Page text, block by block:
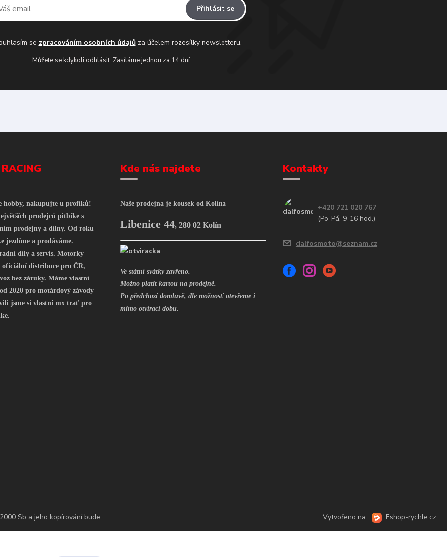
Přihlásit se
se zpracováním osobních údajůza účelem rozesílky newsletteru.
Můžete se kdykoli odhlásit. Zasíláme jednou za 14 dní.
hobby, nakupujte u profíků!
prodejců pitbike s
prodejny a dílny. Od roku
jezdíme a prodáváme.
díly a servis. Motorky
oficiální distribuce pro ČR,
bez záruky. Máme vlastní
2020 pro motárdový závody
jsme si vlastní mx trať pro
Kde nás najdete
Naše prodejna je kousek od Kolína
Libenice 44, 280 02 Kolín
Ve státní svátky zavřeno.
Možno platit kartou na prodejně.
Po předchozí domluvě, dle možností otevřeme i
mimo otvírací dobu.
Kontakty
+420 721 020 767
(Po-Pá, 9-16 hod.)
dalfosmoto@seznam.cz
Sb a jeho kopírování bude Vytvořeno na Eshop-rychle.cz